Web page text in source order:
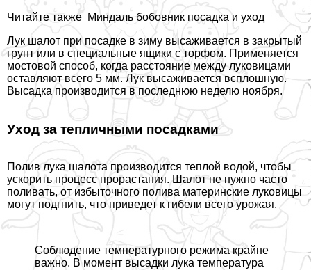
Читайте также Миндаль бобовник посадка и уход
Лук шалот при посадке в зиму высаживается в закрытый
грунт или в специальные ящики с торфом. Применяется
мостовой способ, когда расстояние между луковицами
оставляют всего 5 мм. Лук высаживается всплошную.
Высадка производится в последнюю неделю ноября.
Уход за тепличными посадками
Полив лука шалота производится теплой водой, чтобы
ускорить процесс прорастания. Шалот не нужно часто
поливать, от избыточного полива материнские луковицы
могут подгнить, что приведет к гибели всего урожая.
Соблюдение температурного режима крайне
важно. В момент высадки лука температура